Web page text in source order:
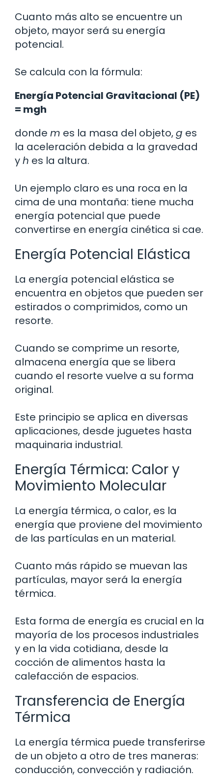
Cuanto más alto se encuentre un
objeto, mayor será su energía
potencial.
Se calcula con la fórmula:
Energía Potencial Gravitacional (PE)
= mgh
donde m es la masa del objeto,g es
la aceleración debida a la gravedad
yh es la altura.
Un ejemplo claro es una roca en la
cima de una montaña: tiene mucha
energía potencial que puede
convertirse en energía cinética si cae.
Energía Potencial Elástica
La energía potencial elástica se
encuentra en objetos que pueden ser
estirados o comprimidos, como un
resorte.
Cuando se comprime un resorte,
almacena energía que se libera
cuando el resorte vuelve a su forma
original.
Este principio se aplica en diversas
aplicaciones, desde juguetes hasta
maquinaria industrial.
Energía Térmica: Calor y
Movimiento Molecular
La energía térmica, o calor, es la
energía que proviene del movimiento
de las partículas en un material.
Cuanto más rápido se muevan las
partículas, mayor será la energía
térmica.
Esta forma de energía es crucial en la
mayoría de los procesos industriales
y en la vida cotidiana, desde la
cocción de alimentos hasta la
calefacción de espacios.
Transferencia de Energía
Térmica
La energía térmica puede transferirse
de un objeto a otro de tres maneras:
conducción, convección y radiación.